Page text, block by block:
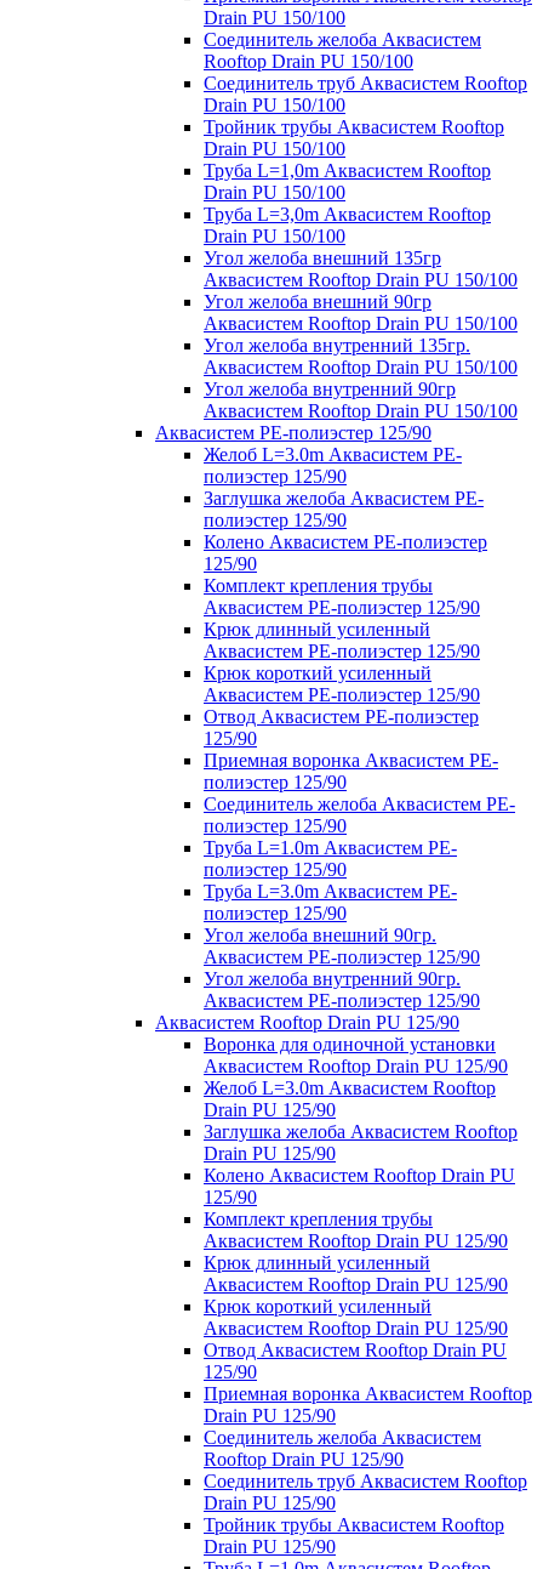
Drain PU 150/100
Соединитель желоба Аквасистем
Rooftop Drain PU 150/100
Соединитель труб Аквасистем Rooftop
Drain PU 150/100
Тройник трубы Аквасистем Rooftop
Drain PU 150/100
Труба L=1,0m Аквасистем Rooftop
Drain PU 150/100
Труба L=3,0m Аквасистем Rooftop
Drain PU 150/100
Угол желоба внешний 135гр
Аквасистем Rooftop Drain PU 150/100
Угол желоба внешний 90гр
Аквасистем Rooftop Drain PU 150/100
Угол желоба внутренний 135гр.
Аквасистем Rooftop Drain PU 150/100
Угол желоба внутренний 90гр
Аквасистем Rooftop Drain PU 150/100
Аквасистем PE-полиэстер 125/90
Желоб L=3.0m Аквасистем PE-
полиэстер 125/90
Заглушка желоба Аквасистем PE-
полиэстер 125/90
Колено Аквасистем PE-полиэстер
125/90
Комплект крепления трубы
Аквасистем PE-полиэстер 125/90
Крюк длинный усиленный
Аквасистем PE-полиэстер 125/90
Крюк короткий усиленный
Аквасистем PE-полиэстер 125/90
Отвод Аквасистем РЕ-полиэстер
125/90
Приемная воронка Аквасистем PE-
полиэстер 125/90
Соединитель желоба Аквасистем PE-
полиэстер 125/90
Труба L=1.0m Аквасистем PE-
полиэстер 125/90
Труба L=3.0m Аквасистем PE-
полиэстер 125/90
Угол желоба внешний 90гр.
Аквасистем PE-полиэстер 125/90
Угол желоба внутренний 90гр.
Аквасистем PE-полиэстер 125/90
Аквасистем Rooftop Drain PU 125/90
Воронка для одиночной установки
Аквасистем Rooftop Drain PU 125/90
Желоб L=3.0m Аквасистем Rooftop
Drain PU 125/90
Заглушка желоба Аквасистем Rooftop
Drain PU 125/90
Колено Аквасистем Rooftop Drain PU
125/90
Комплект крепления трубы
Аквасистем Rooftop Drain PU 125/90
Крюк длинный усиленный
Аквасистем Rooftop Drain PU 125/90
Крюк короткий усиленный
Аквасистем Rooftop Drain PU 125/90
Отвод Аквасистем Rooftop Drain PU
125/90
Приемная воронка Аквасистем Rooftop
Drain PU 125/90
Соединитель желоба Аквасистем
Rooftop Drain PU 125/90
Соединитель труб Аквасистем Rooftop
Drain PU 125/90
Тройник трубы Аквасистем Rooftop
Drain PU 125/90